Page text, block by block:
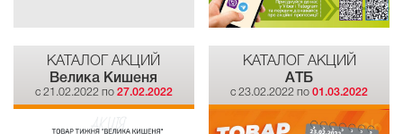
КАТАЛОГ АКЦИЙ
Велика Кишеня
c 21.02.2022 по 27.02.2022
КАТАЛОГ АКЦИЙ
АТБ
c 23.02.2022 по01.03.2022